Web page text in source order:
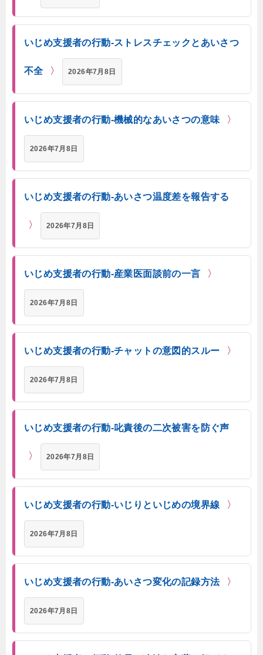
いじめ支援者の行動-ストレスチェックとあいさつ
不全 2026年7月8日
いじめ支援者の行動-機械的なあいさつの意味
2026年7月8日
いじめ支援者の行動-あいさつ温度差を報告する
2026年7月8日
いじめ支援者の行動-産業医面談前の一言
2026年7月8日
いじめ支援者の行動-チャットの意図的スルー
2026年7月8日
いじめ支援者の行動-叱責後の二次被害を防ぐ声
2026年7月8日
いじめ支援者の行動-いじりといじめの境界線
2026年7月8日
いじめ支援者の行動-あいさつ変化の記録方法
2026年7月8日